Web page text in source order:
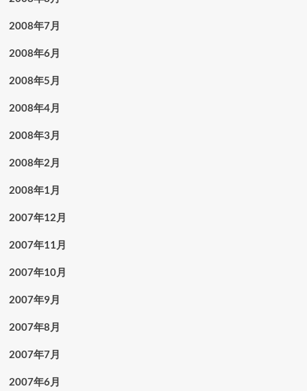
2008年7月
2008年6月
2008年5月
2008年4月
2008年3月
2008年2月
2008年1月
2007年12月
2007年11月
2007年10月
2007年9月
2007年8月
2007年7月
2007年6月